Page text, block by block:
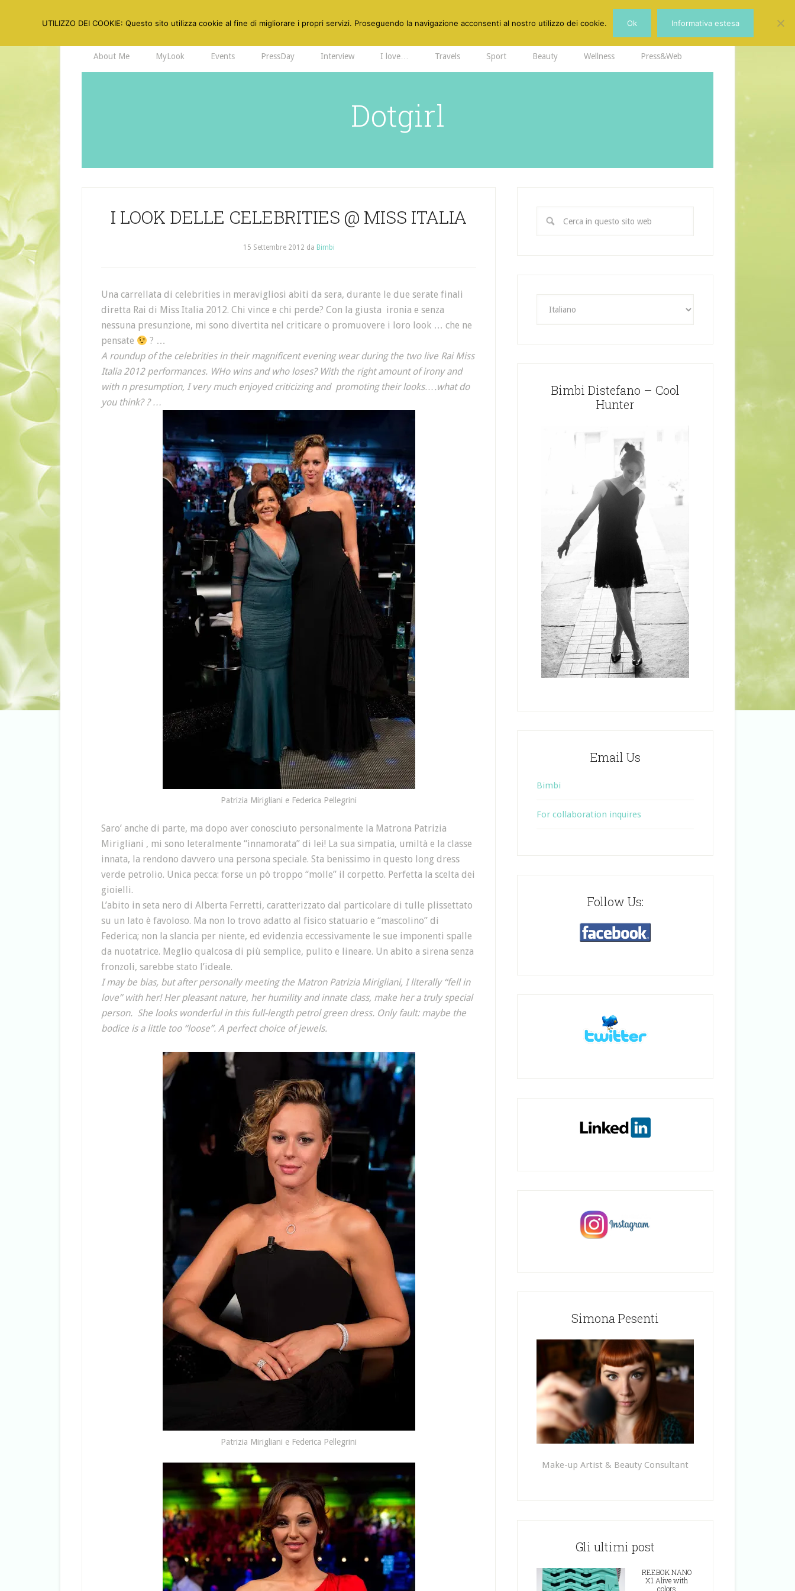
About Me MyLook Events PressDay Interview I love… Travels Sport Beauty Wellness Press&Web
Dotgirl
I LOOK DELLE CELEBRITIES @ MISS ITALIA
15 Settembre 2012 da Bimbi
Una carrellata di celebrities in meravigliosi abiti da sera, durante le due serate finali
diretta Rai di Miss Italia 2012. Chi vince e chi perde? Con la giusta ironia e senza
nessuna presunzione, mi sono divertita nel criticare o promuovere i loro look … che ne
pensate
? …
A roundup of the celebrities in their magnificent evening wear during the two live Rai Miss
Italia 2012 performances. WHo wins and who loses? With the right amount of irony and
with n presumption, I very much enjoyed criticizing and promoting their looks….what do
you think? ? …
Patrizia Mirigliani e Federica Pellegrini
Saro’ anche di parte, ma dopo aver conosciuto personalmente la Matrona Patrizia
Mirigliani , mi sono leteralmente “innamorata” di lei! La sua simpatia, umiltà e la classe
innata, la rendono davvero una persona speciale. Sta benissimo in questo long dress
verde petrolio. Unica pecca: forse un pò troppo “molle” il corpetto. Perfetta la scelta dei
gioielli.
L’abito in seta nero di Alberta Ferretti, caratterizzato dal particolare di tulle plissettato
su un lato è favoloso. Ma non lo trovo adatto al fisico statuario e “mascolino” di
Federica; non la slancia per niente, ed evidenzia eccessivamente le sue imponenti spalle
da nuotatrice. Meglio qualcosa di più semplice, pulito e lineare. Un abito a sirena senza
fronzoli, sarebbe stato l’ideale.
I may be bias, but after personally meeting the Matron Patrizia Mirigliani, I literally “fell in
love” with her! Her pleasant nature, her humility and innate class, make her a truly special
person. She looks wonderful in this full-length petrol green dress. Only fault: maybe the
bodice is a little too “loose”. A perfect choice of jewels.
Patrizia Mirigliani e Federica Pellegrini
Bimbi Distefano – Cool
Hunter
Email Us
Bimbi
For collaboration inquires
Follow Us:
Simona Pesenti
Make-up Artist & Beauty Consultant
Gli ultimi post
REEBOK NANO
X1 Alive with
colors
UTILIZZO DEI COOKIE: Questo sito utilizza cookie al fine di migliorare i propri servizi. Proseguendo la navigazione acconsenti al nostro utilizzo dei cookie. Ok Informativa estesa